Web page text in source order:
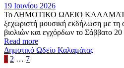
19 Ιουνίου 2026
Το ΔΗΜΟΤΙΚΟ ΩΔΕΙΟ ΚΑΛΑΜΑΤΑΣ
ξεχωριστή μουσική εκδήλωση με τη
βιολιών και εγχόρδων το Σάββατο 20
Read more
Δημοτικό Ωδείο Καλαμάτας
Σελιδοποίηση
1 2 … 7